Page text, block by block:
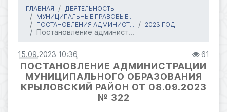
ГЛАВНАЯ
ДЕЯТЕЛЬНОСТЬ
МУНИЦИПАЛЬНЫЕ ПРАВОВЫЕ...
ПОСТАНОВЛЕНИЯ АДМИНИСТ...
2023 ГОД
Постановление админист...
15.09.2023 10:36 61
ПОСТАНОВЛЕНИЕ АДМИНИСТРАЦИИ
МУНИЦИПАЛЬНОГО ОБРАЗОВАНИЯ
КРЫЛОВСКИЙ РАЙОН ОТ 08.09.2023
№ 322